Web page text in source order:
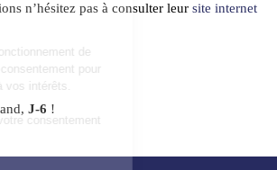
n’hésitez pas à consulter leur site internet
J-6 !